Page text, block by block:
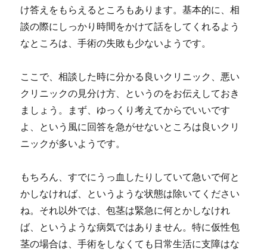
け答えをもらえるところもあります。基本的に、相
談の際にしっかり時間をかけて話をしてくれるよう
なところは、手術の失敗も少ないようです。
ここで、相談した時に分かる良いクリニック、悪い
クリニックの見分け方、というのをお伝えしておき
ましょう。まず、 ゆっくり考えてからでいいです
よ、という風に回答を急がせないところは良いクリ
ニックが多いようです。
もちろん、すでにうっ血したりしていて急いで何と
かしなければ、というような状態は除いてください
ね。それ以外では、包茎は緊急に何とかしなけれ
ば、というような病気ではありません。特に仮性包
茎の場合は、手術をしなくても日常生活に支障はな